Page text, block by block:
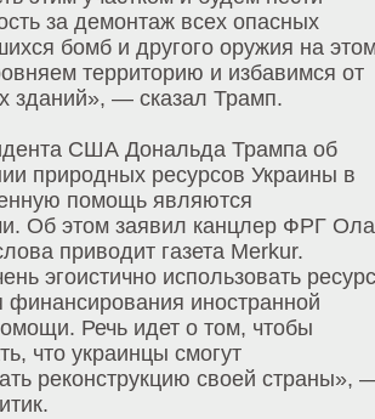
за демонтаж всех опасных
бомб и другого оружия на
территорию и избавимся от
зданий», — сказал Трамп.
США Дональда Трампа об
природных ресурсов Украины в
помощь являются
Об этом заявил канцлер ФРГ
приводит газета Merkur.
эгоистично использовать
финансирования иностранной
Речь идет о том, чтобы
что украинцы смогут
реконструкцию своей страны»,